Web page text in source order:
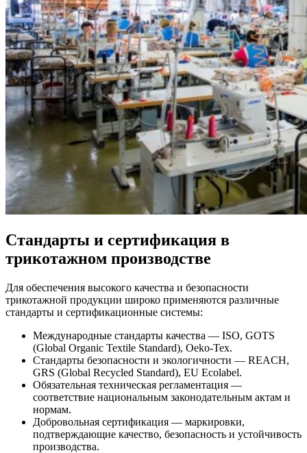
Стандарты и сертификация в
трикотажном производстве
Для обеспечения высокого качества и безопасности
трикотажной продукции широко применяются различные
стандарты и сертификационные системы:
Международные стандарты качества — ISO, GOTS
(Global Organic Textile Standard), Oeko-Tex.
Стандарты безопасности и экологичности — REACH,
GRS (Global Recycled Standard), EU Ecolabel.
Обязательная техническая регламентация —
соответствие национальным законодательным актам и
нормам.
Добровольная сертификация — маркировки,
подтверждающие качество, безопасность и устойчивость
производства.